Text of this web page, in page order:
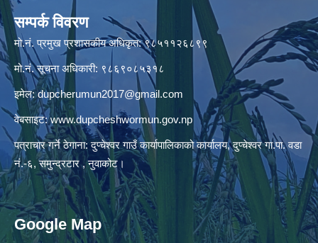
सम्पर्क विवरण
मो.नं. प्रमुख प्रशासकीय अधिकृत: ९८५११२६८९९
मो.नं. सूचना अधिकारी: ९८६९०८५३१८
इमेल:dupcherumun2017@gmail.com
वेबसाइट:www.dupcheshwormun.gov.np
पत्राचार गर्ने ठेगाना: दुप्चेश्वर गाउँ कार्यापालिकाको कार्यालय, दुप्चेश्वर गा.पा. वडा
नं.-६, समुन्द्रटार , नुवाकोट।
Google Map